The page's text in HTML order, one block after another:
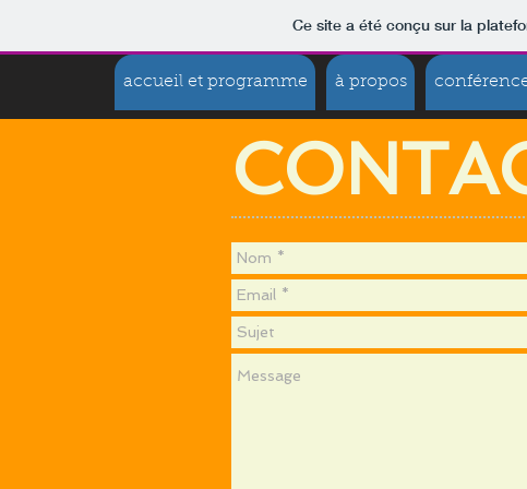
Ce site a été conçu sur la
accueil et programme à propos